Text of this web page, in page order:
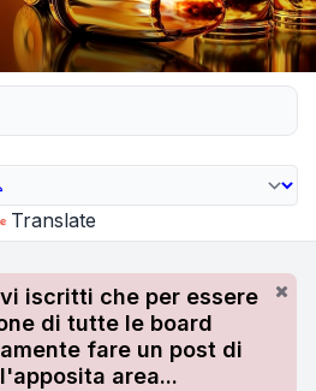
Translate
iscritti che per essere
di tutte le board
fare un post di
area...